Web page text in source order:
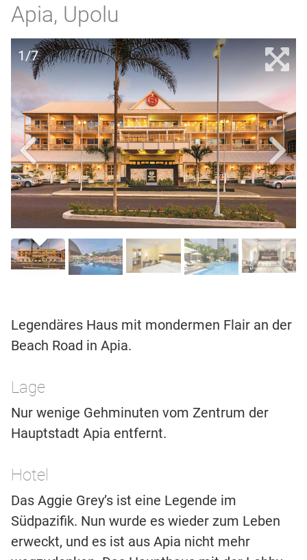
Apia, Upolu
1/7
Legendäres Haus mit mondermen Flair an der
Beach Road in Apia.
Lage
Nur wenige Gehminuten vom Zentrum der
Hauptstadt Apia entfernt.
Hotel
Das Aggie Grey’s ist eine Legende im
Südpazifik. Nun wurde es wieder zum Leben
erweckt, und es ist aus Apia nicht mehr